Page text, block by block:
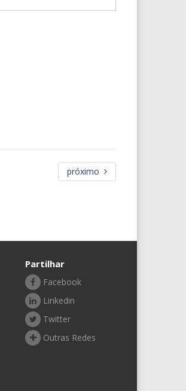
próximo
Partilhar
Facebook
Linkedin
Twitter
Outras Redes